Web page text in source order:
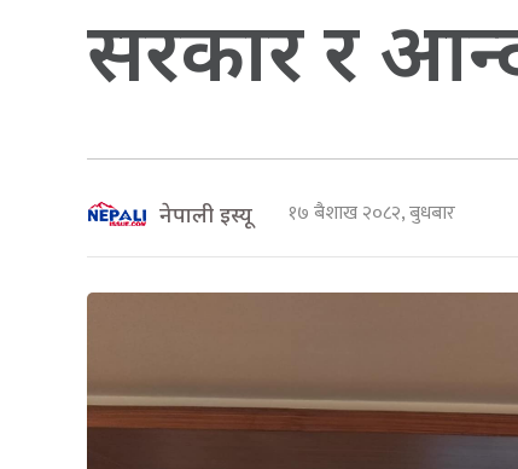
सरकार र
नेपाली इस्यू १७ बैशाख २०८२, बुधबार